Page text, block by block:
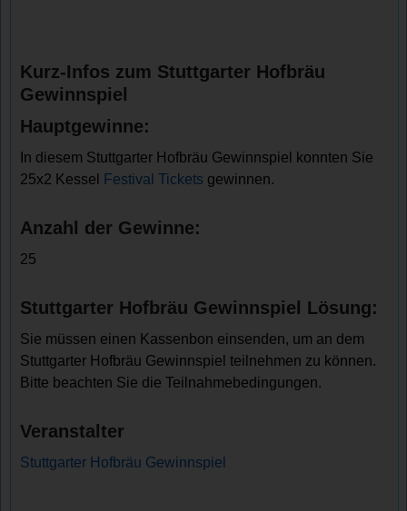
Kurz-Infos zum Stuttgarter Hofbräu
Gewinnspiel
Hauptgewinne:
In diesem Stuttgarter Hofbräu Gewinnspiel konnten Sie
25x2 Kessel
Festival Tickets gewinnen.
Anzahl der Gewinne:
25
Stuttgarter Hofbräu Gewinnspiel Lösung:
Sie müssen einen Kassenbon einsenden, um an dem
Stuttgarter Hofbräu Gewinnspiel teilnehmen zu können.
Bitte beachten Sie die Teilnahmebedingungen.
Veranstalter
Stuttgarter Hofbräu Gewinnspiel